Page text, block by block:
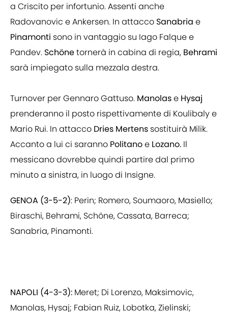
a Criscito per infortunio. Assenti anche
Radovanovic e Ankersen. In attacco Sanabria e
Pinamonti sono in vantaggio su Iago Falque e
Pandev. Schönetornerà in cabina di regia, Behrami
sarà impiegato sulla mezzala destra.
Turnover per Gennaro Gattuso. Manolase Hysaj
prenderanno il posto rispettivamente di Koulibaly e
Mario Rui. In attacco Dries Mertens sostituirà Milik.
Accanto a lui ci saranno Politanoe Lozano. Il
messicano dovrebbe quindi partire dal primo
minuto a sinistra, in luogo di Insigne.
GENOA (3-5-2): Perin; Romero, Soumaoro, Masiello;
Biraschi, Behrami, Schöne, Cassata, Barreca;
Sanabria, Pinamonti.
NAPOLI (4-3-3): Meret; Di Lorenzo, Maksimovic,
Manolas, Hysaj; Fabian Ruiz, Lobotka, Zielinski;